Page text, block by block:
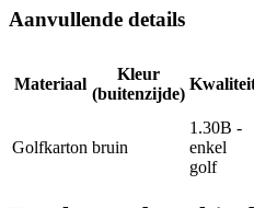
Aanvullende details
Materiaal
Kleur
(buitenzijde)
Golfkarton bruin
1.30B -
enkel
golf